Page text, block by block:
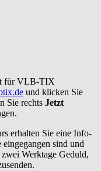
für VLB-TIX
und klicken Sie
Sie rechts Jetzt
erhalten Sie eine Info-
sind und
Werktage Geduld,